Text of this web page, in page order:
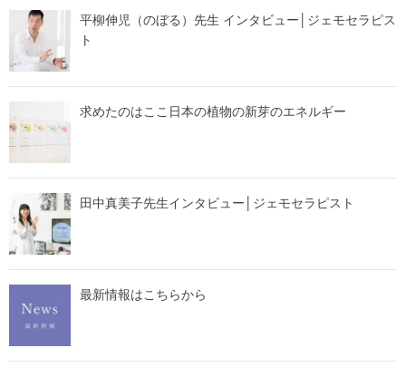
平柳伸児（のぼる）先生 インタビュー│ジェモセラピス
ト
求めたのはここ日本の植物の新芽のエネルギー
田中真美子先生インタビュー│ジェモセラピスト
最新情報はこちらから